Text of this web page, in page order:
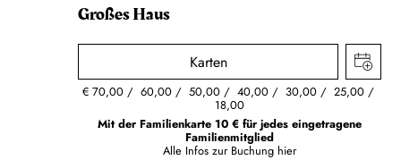
Großes Haus
Karten
€ 70,00 60,00 50,00 40,00 30,00 25,00
18,00
Mit der Familienkarte 10 € für jedes eingetragene
Familienmitglied
Alle Infos zur Buchung hier